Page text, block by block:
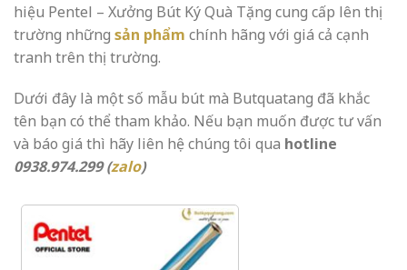
hiệu Pentel – Xưởng Bút Ký Quà Tặng cung cấp lên thị
trường những sản phẩm chính hãng với giá cả cạnh
tranh trên thị trường.
Dưới đây là một số mẫu bút mà Butquatang đã khắc
tên bạn có thể tham khảo. Nếu bạn muốn được tư vấn
và báo giá thì hãy liên hệ chúng tôi qua hotline
0938.974.299 (zalo)